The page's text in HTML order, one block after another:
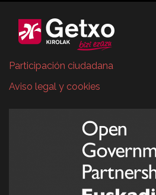
Participación ciudadana
Aviso legal y cookies